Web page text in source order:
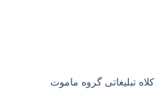
کلاه تبلیغاتی گروه ماموت